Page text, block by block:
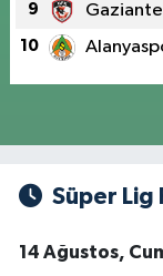
9
10
Süper Lig
14 Ağustos,